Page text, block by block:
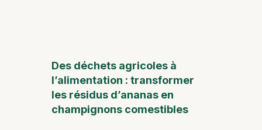
Des déchets agricoles à
l’alimentation : transformer
les résidus d’ananas en
champignons comestibles